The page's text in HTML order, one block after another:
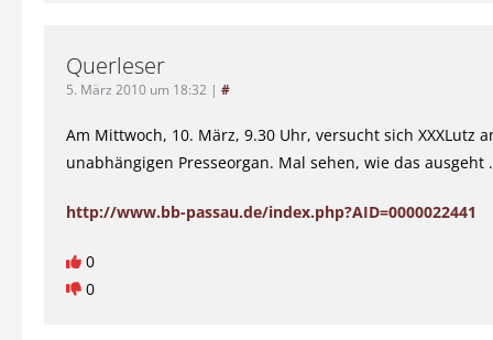
Querleser
5. März 2010 um 18:32 | #
Am Mittwoch, 10. März, 9.30 Uhr, versucht sich XXXLutz
unabhängigen Presseorgan. Mal sehen, wie das ausgeht
http://www.bb-passau.de/index.php?AID=0000022441
0
0